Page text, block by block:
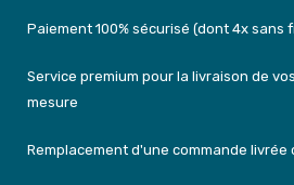
Paiement 100% sécurisé (dont 4x sans
Service premium pour la livraison de
mesure
Remplacement d'une commande livrée